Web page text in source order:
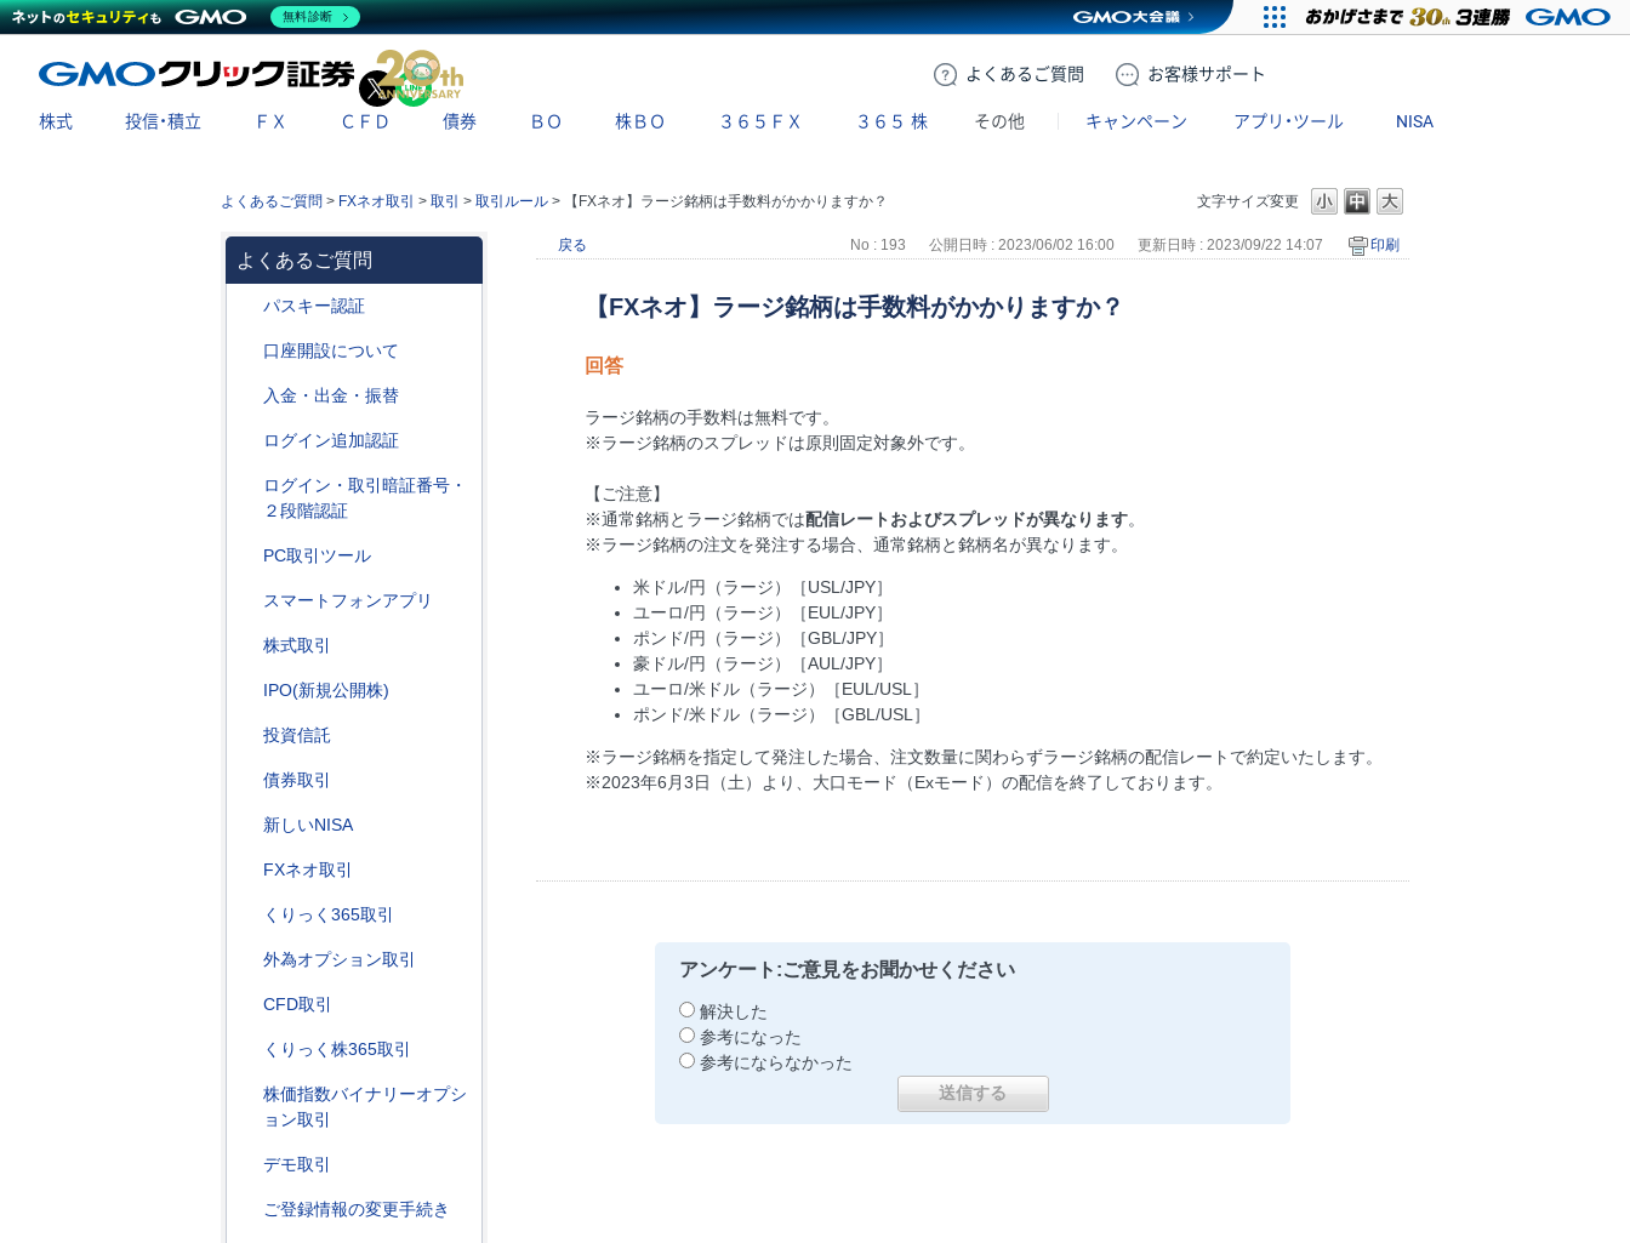
よくある ご質問 お客様サポート
X
株式 投信・積立 ＦＸ ＣＦＤ 債券 ＢＯ 株ＢＯ ３６５ＦＸ ３６５ 株 その他 キャンペーン アプリ・ツール NISA
文字サイズ変更
よくあるご質問 > FXネオ取引 > 取引 > 取引ルール > 【FXネオ】ラージ銘柄は手数料がかかりますか？
よくあるご質問
パスキー認証
口座開設について
入金・出金・振替
ログイン追加認証
ログイン・取引暗証番号・
２段階認証
PC取引ツール
スマートフォンアプリ
株式取引
IPO(新規公開株)
投資信託
債券取引
新しいNISA
FXネオ取引
くりっく365取引
外為オプション取引
CFD取引
くりっく株365取引
株価指数バイナリーオプシ
ョン取引
デモ取引
ご登録情報の変更手続き
戻る No : 193 公開日時 : 2023/06/02 16:00 更新日時 : 2023/09/22 14:07 印刷
【FXネオ】ラージ銘柄は手数料がかかりますか？
回答
ラージ銘柄の手数料は無料です。
※ラージ銘柄のスプレッドは原則固定対象外です。
【ご注意】
※通常銘柄とラージ銘柄では配信レートおよびスプレッドが異なります。
※ラージ銘柄の注文を発注する場合、通常銘柄と銘柄名が異なります。
米ドル/円（ラージ）［USL/JPY］
ユーロ/円（ラージ）［EUL/JPY］
ポンド/円（ラージ）［GBL/JPY］
豪ドル/円（ラージ）［AUL/JPY］
ユーロ/米ドル（ラージ）［EUL/USL］
ポンド/米ドル（ラージ）［GBL/USL］
※ラージ銘柄を指定して発注した場合、注文数量に関わらずラージ銘柄の配信レートで約定いたします。
※2023年6月3日（土）より、大口モード（Exモード）の配信を終了しております。
アンケート:ご意見をお聞かせください
解決した
参考になった
参考にならなかった
無料診断